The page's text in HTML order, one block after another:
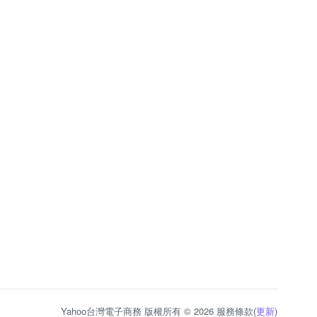
Yahoo台灣電子商務 版權所有 © 2026 服務條款(更新)